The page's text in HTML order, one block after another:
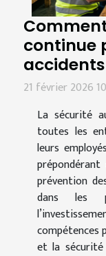
continue
21 février 2026
La sécurité
toutes les
leurs
prévention
dans les
compétences
et la